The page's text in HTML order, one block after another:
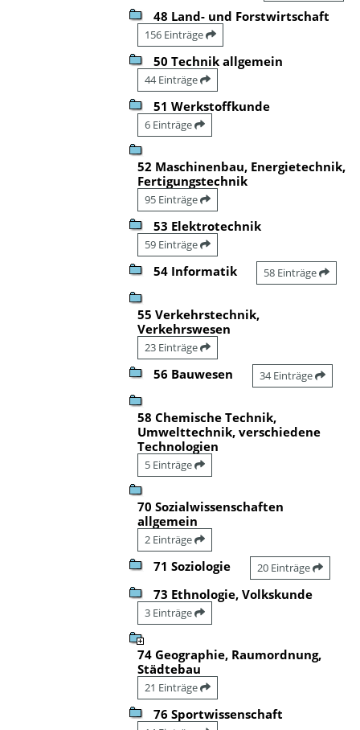
48 Land- und Forstwirtschaft
156 Einträge
50 Technik allgemein
44 Einträge
51 Werkstoffkunde
6 Einträge
52 Maschinenbau, Energietechnik,
Fertigungstechnik
95 Einträge
53 Elektrotechnik
59 Einträge
54 Informatik 58 Einträge
55 Verkehrstechnik,
Verkehrswesen
23 Einträge
56 Bauwesen 34 Einträge
58 Chemische Technik,
Umwelttechnik, verschiedene
Technologien
5 Einträge
70 Sozialwissenschaften
allgemein
2 Einträge
71 Soziologie 20 Einträge
73 Ethnologie, Volkskunde
3 Einträge
74 Geographie, Raumordnung,
Städtebau
21 Einträge
76 Sportwissenschaft